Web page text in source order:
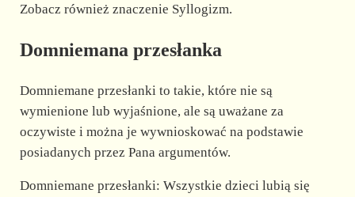
Zobacz również znaczenie Syllogizm.
Domniemana przesłanka
Domniemane przesłanki to takie, które nie są
wymienione lub wyjaśnione, ale są uważane za
oczywiste i można je wywnioskować na podstawie
posiadanych przez Pana argumentów.
Domniemane przesłanki: Wszystkie dzieci lubią się